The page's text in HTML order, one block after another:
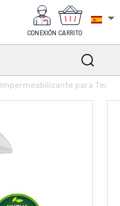
CONEXIÓN CARRITO
Impermeabilizante para